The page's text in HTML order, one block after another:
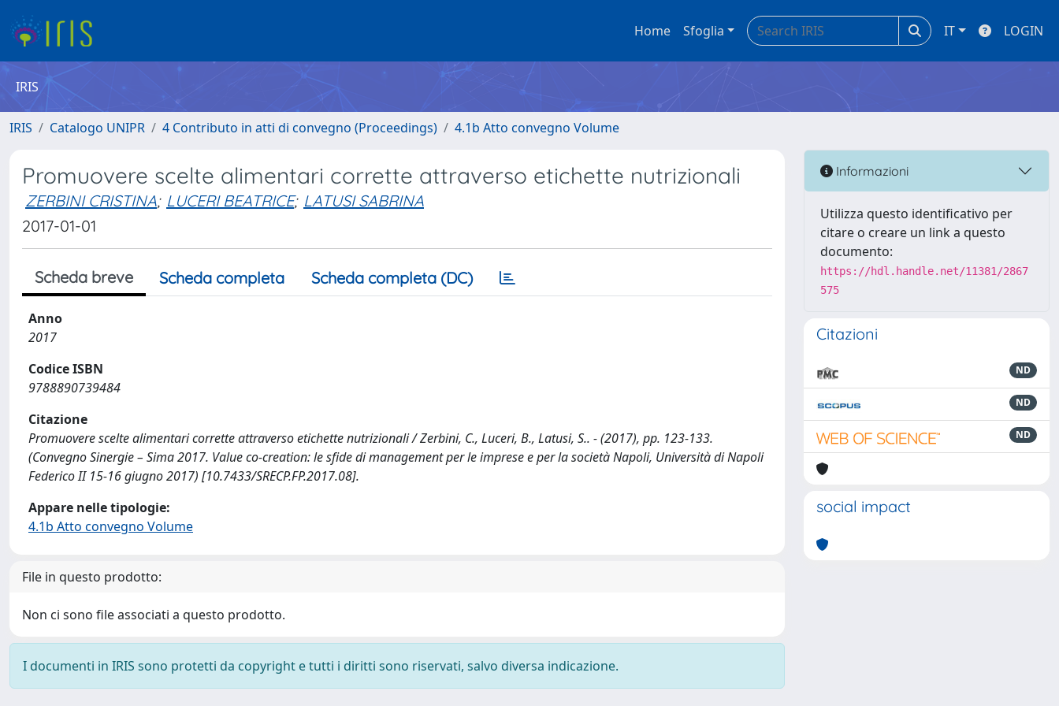
Home Sfoglia IT LOGIN
IRIS
IRIS Catalogo UNIPR 4 Contributo in atti di convegno (Proceedings) 4.1b Atto convegno Volume
Promuovere scelte alimentari corrette attraverso etichette nutrizionali
ZERBINI CRISTINA; LUCERI BEATRICE; LATUSI SABRINA
2017-01-01
Scheda breve Scheda completa Scheda completa (DC)
Anno
2017
Codice ISBN
9788890739484
Citazione
Promuovere scelte alimentari corrette attraverso etichette nutrizionali / Zerbini, C., Luceri, B., Latusi, S.. - (2017), pp. 123-133.
(Convegno Sinergie – Sima 2017. Value co-creation: le sfide di management per le imprese e per la società Napoli, Università di Napoli
Federico II 15-16 giugno 2017) [10.7433/SRECP.FP.2017.08].
Appare nelle tipologie:
4.1b Atto convegno Volume
File in questo prodotto:
Non ci sono file associati a questo prodotto.
I documenti in IRIS sono protetti da copyright e tutti i diritti sono riservati, salvo diversa indicazione.
Informazioni
Utilizza questo identificativo per
citare o creare un link a questo
documento:
https://hdl.handle.net/11381/2867
575
Citazioni
ND
ND
ND
social impact